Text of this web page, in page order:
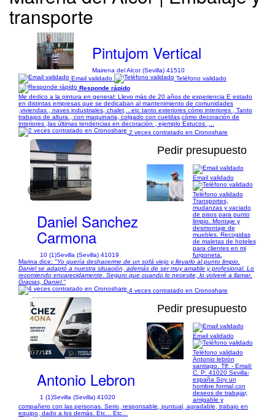
transporte
Pintujom Vertical
Mairena del Alcor (Sevilla) 41510
Email validado
Teléfono validado
Responde rápido
Me dedico a la pintura en general: Llevo más de 20 años de experiencia E estado
en distintas empresas que se dedicaban al mantenimiento de comunidades
,viviendas , naves industriales, chalet, ..etc tanto exteriores cómo interiores , Tanto
trabajos de altura , con maquinaria, colgado con cueldas,cómo decoración de
interiores ,las últimas tendencias en decoración , ejemplo Estucos ,...
2 veces contratado en Cronoshare
1/18
Pedir presupuesto
Daniel Sanchez
Carmona
10 (1)Sevilla (Sevilla) 41019
Email validado
Teléfono validado
Transportes,
mudanzas y vaciado
de pisos para punto
limpio. Montaje y
desmontaje de
muebles. Recogidas
de maletas de hoteles
para clientes en mi
furgoneta.
Marina dice: "Yo quería deshacerme de un sofá viejo y llevarlo al punto limpio.
Daniel se adaptó a nuestra situación, además de ser muy amable y profesional. Lo
recomiendo encarecidamente. Seguro que cuando lo necesite, lo volveré a llamar.
Gracias, Daniel."
4 veces contratado en Cronoshare
1/6
Pedir presupuesto
Antonio Lebron
1 (1)Sevilla (Sevilla) 41020
Email validado
Teléfono validado
Antonio lebrón
santiago. Tlf: - Email:
C. P: 41020 Sevilla-
españa Soy un
hombre formal con
deseos de trabajar,
amigable y
compañero con las personas. Serio, responsable, puntual, agradable, trabajo en
equipo, dado a los demás. Etc... Etc...